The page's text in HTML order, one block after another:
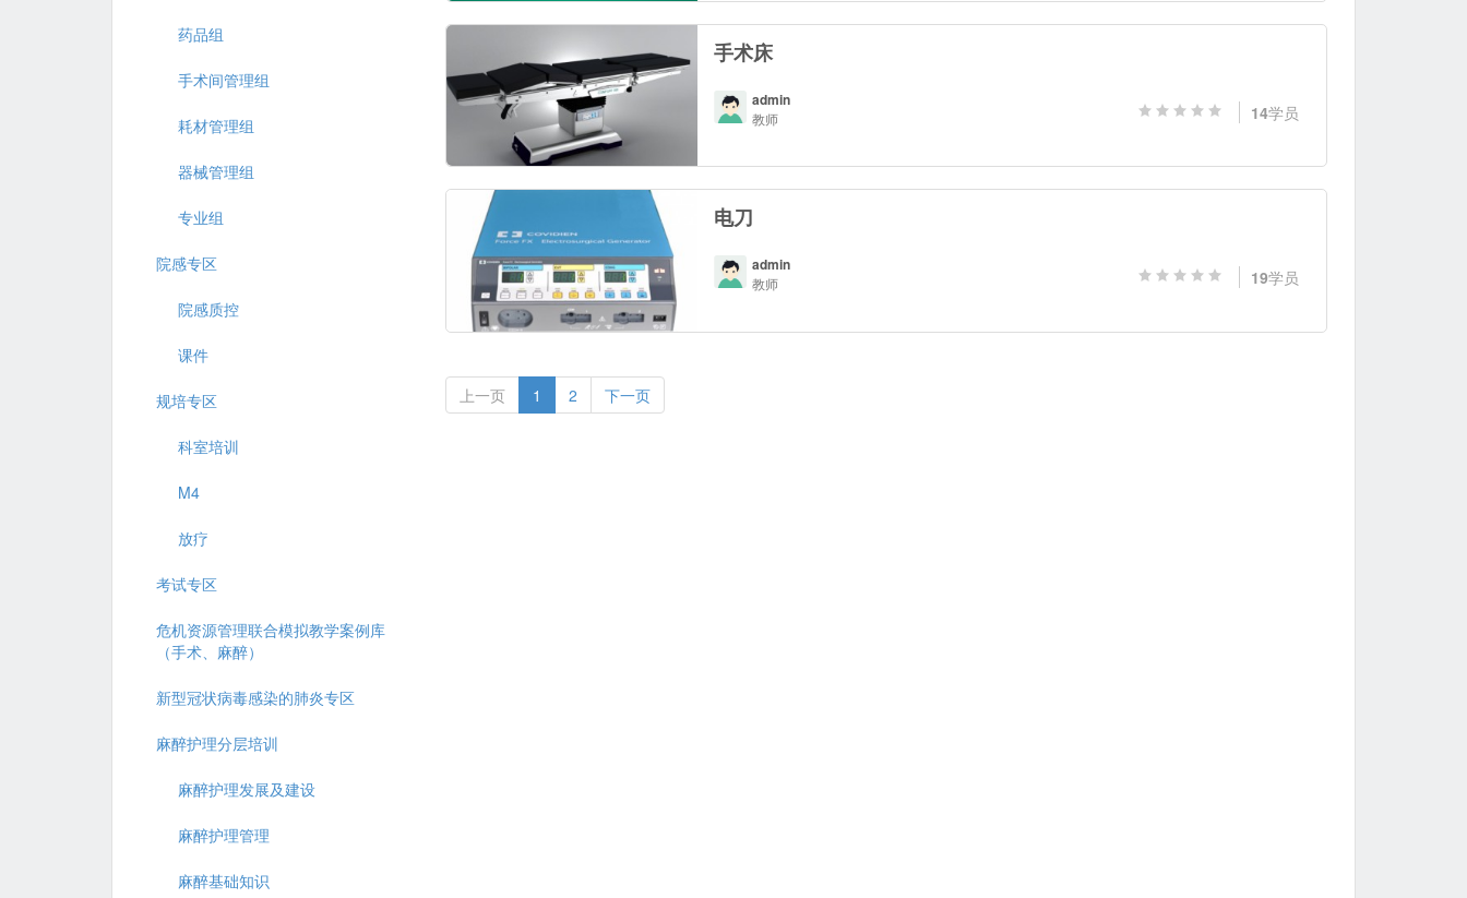
药品组
手术间管理组
耗材管理组
器械管理组
专业组
院感专区
院感质控
课件
规培专区
科室培训
M4
放疗
考试专区
危机资源管理联合模拟教学案例库
（手术、麻醉）
新型冠状病毒感染的肺炎专区
麻醉护理分层培训
麻醉护理发展及建设
麻醉护理管理
麻醉基础知识
手术床
admin
教师 14学员
电刀
admin
教师 19学员
上一页 1 2 下一页